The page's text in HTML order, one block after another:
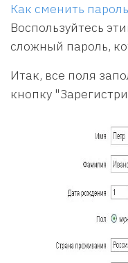
Как сменить
Воспользуйтесь
сложный пароль,
Итак, все поля
кнопку